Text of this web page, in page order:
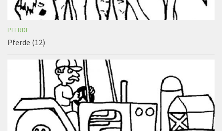
PFERDE
Pferde (12)